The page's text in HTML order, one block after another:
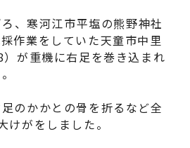
、寒河江市平塩の熊野神社
作業をしていた天童市中里
が重機に右足を巻き込まれ
のかかとの骨を折るなど全
けがをしました。